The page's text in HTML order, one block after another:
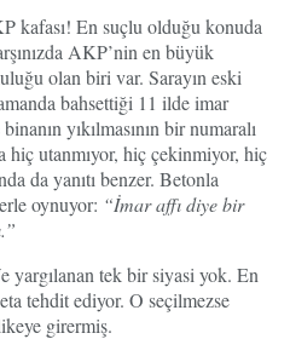
kafası! En suçlu olduğu konuda
AKP’nin en büyük
olan biri var. Sarayın eski
bahsettiği 11 ilde imar
yıkılmasının bir numaralı
hiç utanmıyor, hiç çekinmiyor, hiç
da yanıtı benzer. Betonla
oynuyor: “İmar affı diye bir
yargılanan tek bir siyasi yok. En
tehdit ediyor. O seçilmezse
girermiş.